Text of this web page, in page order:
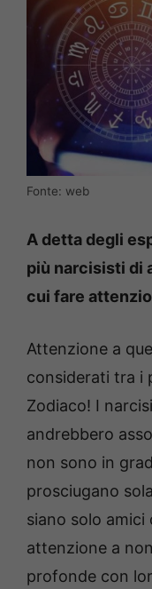
Fonte: web
A detta degli
più narcisisti di
cui fare
Attenzione a
considerati tra i
Zodiaco! I
andrebbero
non sono in
prosciugano
siano solo amici
attenzione a
profonde con